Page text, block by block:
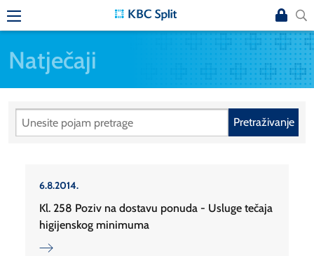
Natječaji
Pretraživanje
6.8.2014.
Kl. 258 Poziv na dostavu ponuda - Usluge tečaja
higijenskog minimuma